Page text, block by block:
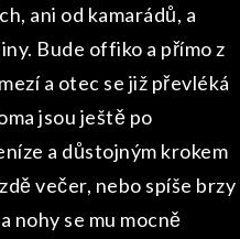
ani od kamarádů, a
Bude offiko a přímo z
a otec se již převléká
jsou ještě po
a důstojným krokem
večer, nebo spíše brzy
a nohy se mu mocně